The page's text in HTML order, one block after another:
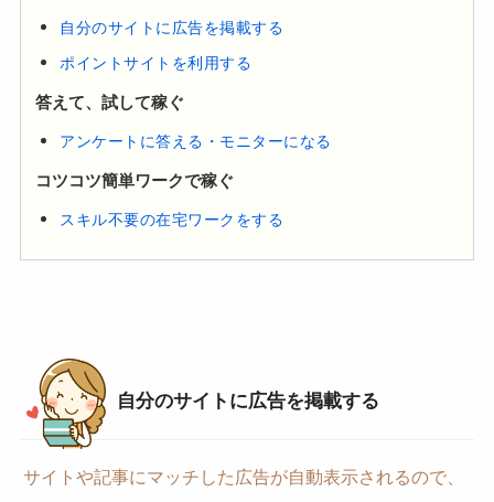
自分のサイトに広告を掲載する
ポイントサイトを利用する
答えて、試して稼ぐ
アンケートに答える・モニターになる
コツコツ簡単ワークで稼ぐ
スキル不要の在宅ワークをする
自分のサイトに広告を掲載する
サイトや記事にマッチした広告が自動表示されるので、